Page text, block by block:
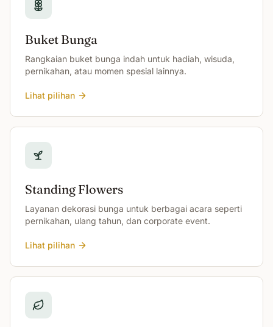
Buket Bunga
Rangkaian buket bunga indah untuk hadiah, wisuda,
pernikahan, atau momen spesial lainnya.
Lihat pilihan
Standing Flowers
Layanan dekorasi bunga untuk berbagai acara seperti
pernikahan, ulang tahun, dan corporate event.
Lihat pilihan